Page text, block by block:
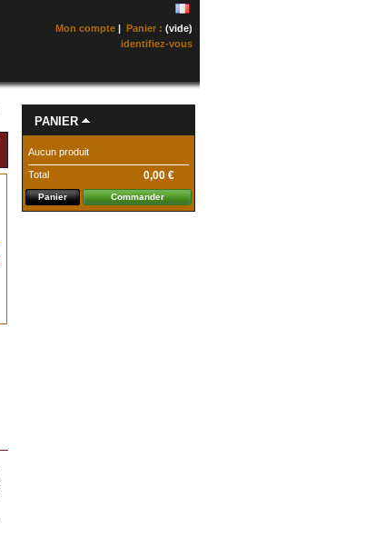
Mon compte | Panier : (vide)
identifiez-vous
PANIER
Aucun produit
Total 0,00 €
Panier Commander